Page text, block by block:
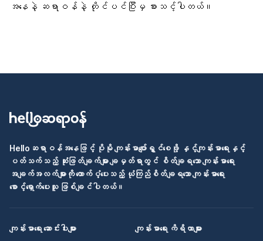
အနေနဲ့ ဆရာဝန်နဲ့ တိုင်ပင်ပြီးမှ စားသင့်ပါတယ်။
Helloဆရာဝန်အနေဖြင့် ပိုမို ကျန်းမာပျော်ရွှင်စေဖို့ နှင့်ကျန်းမာရေးနှင့်
ပတ်သက်သည့် ဆုံးဖြတ်ချက်များ ချမှတ်ရာတွင် စိတ်ချရသော ကျန်းမာရေး
အချက်အလက်များကို ထောက်ပံ့ပေးသည့် ယုံကြည်စိတ်ချရသော ကျန်းမာရေး
စောင့်ရှောက်ပေးသူ ဖြစ်ချင်ပါတယ်။
ကျန်းမာရေး ဆောင်းပါးများ ကျန်းမာရေး ကိရိယာများ